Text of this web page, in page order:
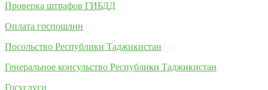
Проверка штрафов ГИБДД
Оплата госпошлин
Посольство Республики Таджикистан
Генеральное консульство Республики Таджикистан
Госуслуги